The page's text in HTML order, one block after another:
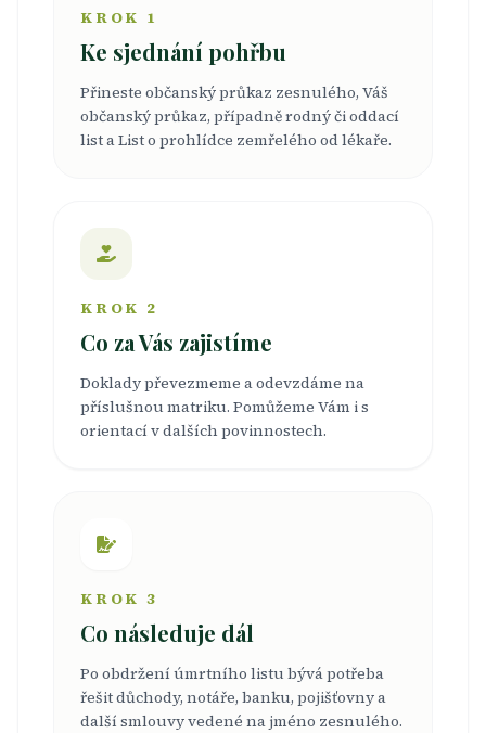
KROK 1
Ke sjednání pohřbu
Přineste občanský průkaz zesnulého, Váš
občanský průkaz, případně rodný či oddací
list a List o prohlídce zemřelého od lékaře.
KROK 2
Co za Vás zajistíme
Doklady převezmeme a odevzdáme na
příslušnou matriku. Pomůžeme Vám i s
orientací v dalších povinnostech.
KROK 3
Co následuje dál
Po obdržení úmrtního listu bývá potřeba
řešit důchody, notáře, banku, pojišťovny a
další smlouvy vedené na jméno zesnulého.